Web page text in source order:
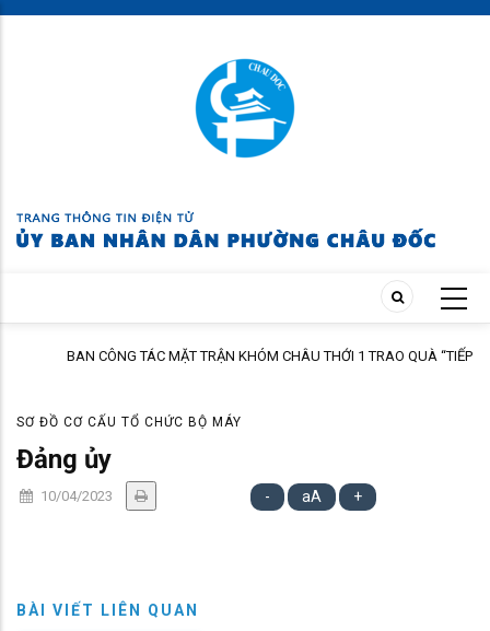
Skip
BAN CÔNG TÁC MẶT TRẬN KHÓM CHÂU THỚI 1 TRAO QUÀ “TIẾP BƯỚC
SƠ ĐỒ CƠ CẤU TỔ CHỨC BỘ MÁY
Đảng ủy
10/04/2023 - aA +
BÀI VIẾT LIÊN QUAN